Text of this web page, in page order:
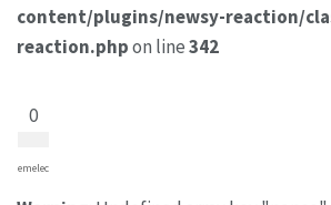
content/plugins/newsy-reaction/
reaction.phpon line342
0
emelec